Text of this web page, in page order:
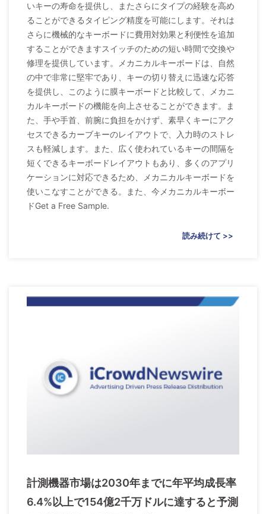
いキーの寿命を提供し、またさらにタイプの経験を高め
ることができるタイピング精度を可能にします。それは
さらに機械的なキーボードに費用対効果と利便性を追加
することができますスイッチのための短い時間で交換や
修理を提供しています。メカニカルキーボードは、自然
の中で非常に堅牢であり、キーの切り替えに迅速な応答
を提供し、このように膜キーボードと比較して、メカニ
カルキーボードの機能を向上させることができます。ま
た、手や手首、前腕に負担をかけず、素早くキーにアク
セスできるカーブキーのレイアウトで、入力時のストレ
スも軽減します。また、広く使われているキーの間隔を
短くできるキーボードレイアウトもあり、多くのアプリ
ケーションに対応できるため、メカニカルキーボードを
使いこなすことができる。また、今メカニカルキーボー
ドGet a Free Sample.
読み続けて >>
計測機器市場は2030年までに年平均成長率
6.4%以上で154億2千万ドルに達すると予測